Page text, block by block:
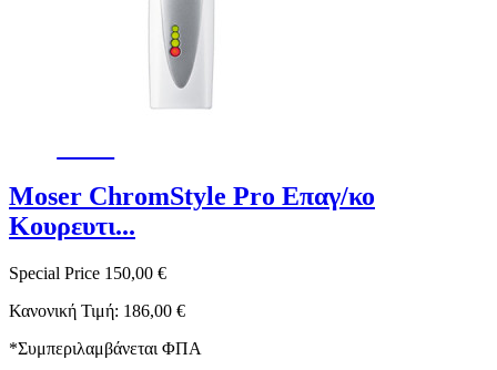
Moser ChromStyle Pro Επαγ/κο
Κουρευτι...
Special Price 150,00 €
Κανονική Τιμή: 186,00 €
*Συμπεριλαμβάνεται ΦΠΑ